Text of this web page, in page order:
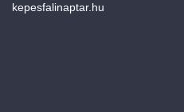
kepesfalinaptar.hu